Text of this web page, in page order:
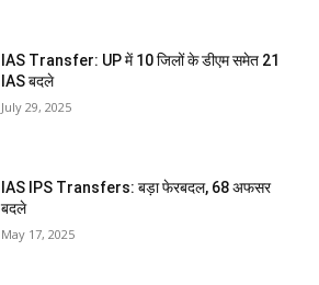
IAS Transfer: UP में 10 जिलों के डीएम समेत 21
IAS बदले
July 29, 2025
IAS IPS Transfers: बड़ा फेरबदल, 68 अफसर
बदले
May 17, 2025